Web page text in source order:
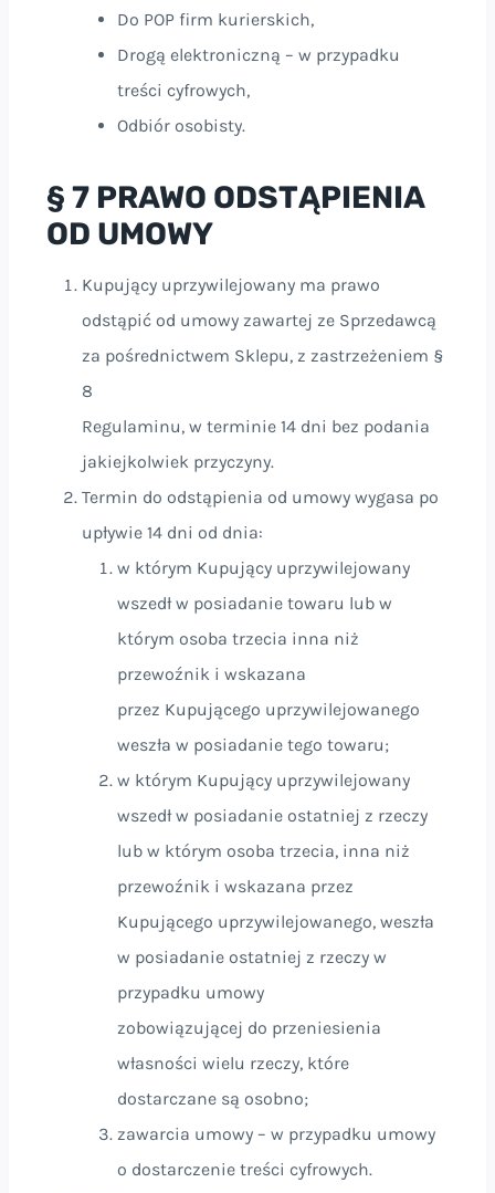
Do POP firm kurierskich,
Drogą elektroniczną – w przypadku
treści cyfrowych,
Odbiór osobisty.
§ 7 PRAWO ODSTĄPIENIA
OD UMOWY
Kupujący uprzywilejowany ma prawo
odstąpić od umowy zawartej ze Sprzedawcą
za pośrednictwem Sklepu, z zastrzeżeniem §
8
Regulaminu, w terminie 14 dni bez podania
jakiejkolwiek przyczyny.
Termin do odstąpienia od umowy wygasa po
upływie 14 dni od dnia:
w którym Kupujący uprzywilejowany
wszedł w posiadanie towaru lub w
którym osoba trzecia inna niż
przewoźnik i wskazana
przez Kupującego uprzywilejowanego
weszła w posiadanie tego towaru;
w którym Kupujący uprzywilejowany
wszedł w posiadanie ostatniej z rzeczy
lub w którym osoba trzecia, inna niż
przewoźnik i wskazana przez
Kupującego uprzywilejowanego, weszła
w posiadanie ostatniej z rzeczy w
przypadku umowy
zobowiązującej do przeniesienia
własności wielu rzeczy, które
dostarczane są osobno;
zawarcia umowy – w przypadku umowy
o dostarczenie treści cyfrowych.